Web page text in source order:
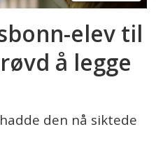
elev til
å legge
den nå siktede